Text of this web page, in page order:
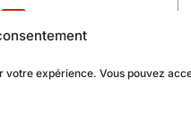
votre expérience. Vous pouvez